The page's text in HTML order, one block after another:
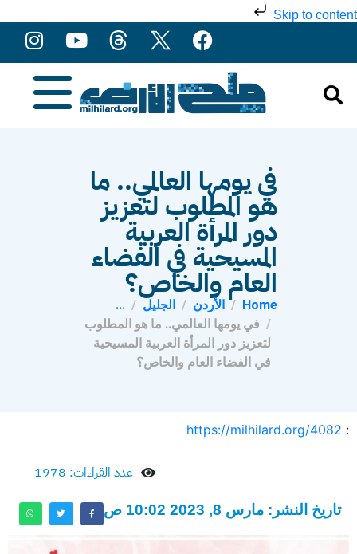
Skip to content
في يومها العالمي.. ما
هو المطلوب لتعزيز
دور المرأة العربية
المسيحية في الفضاء
العام والخاص؟
Home الأردن الجليل
...
في يومها العالمي.. ما هو المطلوب
لتعزيز دور المرأة العربية المسيحية
في الفضاء العام والخاص؟
:
https://milhilard.org/4082
عدد القراءات: 1978
تاريخ النشر: مارس 8, 2023 10:02 ص